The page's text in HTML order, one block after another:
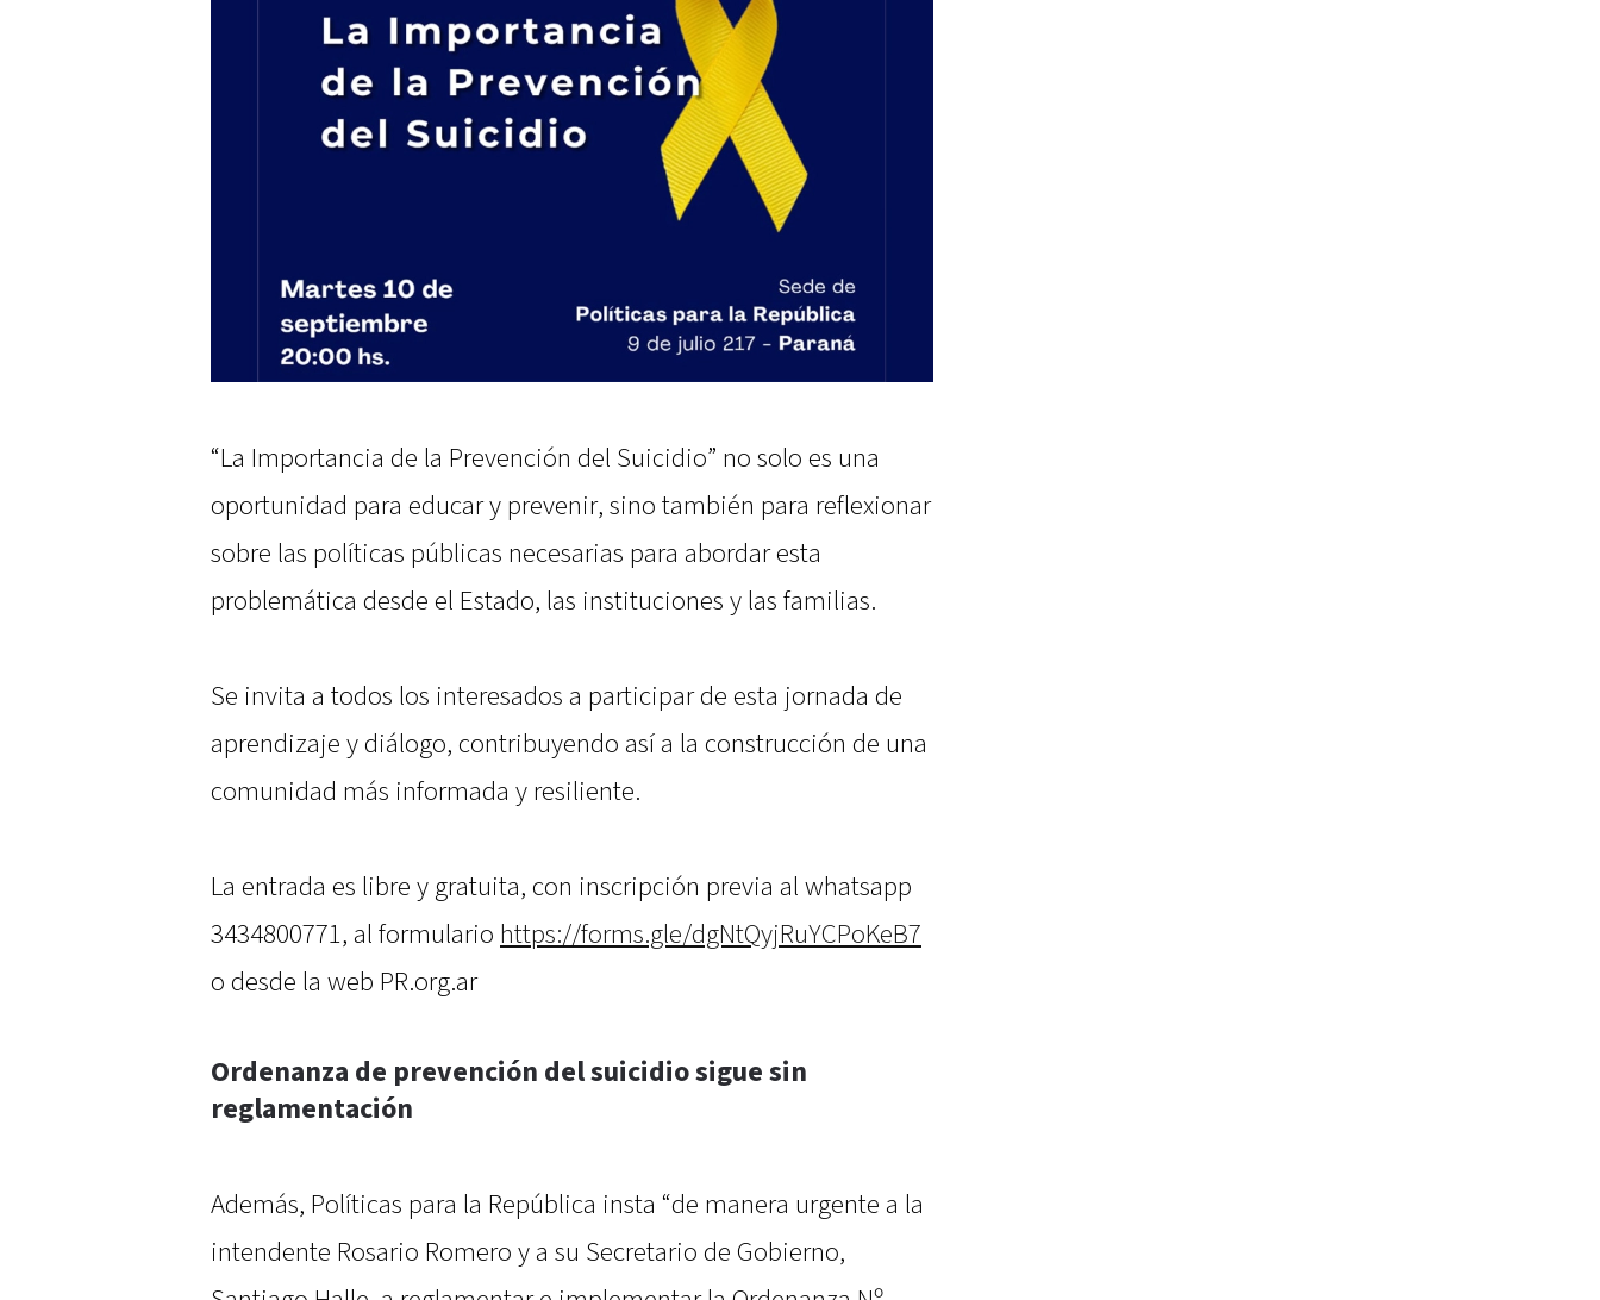
“La Importancia de la Prevención del Suicidio” no solo es una
oportunidad para educar y prevenir, sino también para reflexionar
sobre las políticas públicas necesarias para abordar esta
problemática desde el Estado, las instituciones y las familias.
Se invita a todos los interesados a participar de esta jornada de
aprendizaje y diálogo, contribuyendo así a la construcción de una
comunidad más informada y resiliente.
La entrada es libre y gratuita, con inscripción previa al whatsapp
3434800771, al formulario https://forms.gle/dgNtQyjRuYCPoKeB7
o desde la web PR.org.ar
Ordenanza de prevención del suicidio sigue sin
reglamentación
Además, Políticas para la República insta “de manera urgente a la
intendente Rosario Romero y a su Secretario de Gobierno,